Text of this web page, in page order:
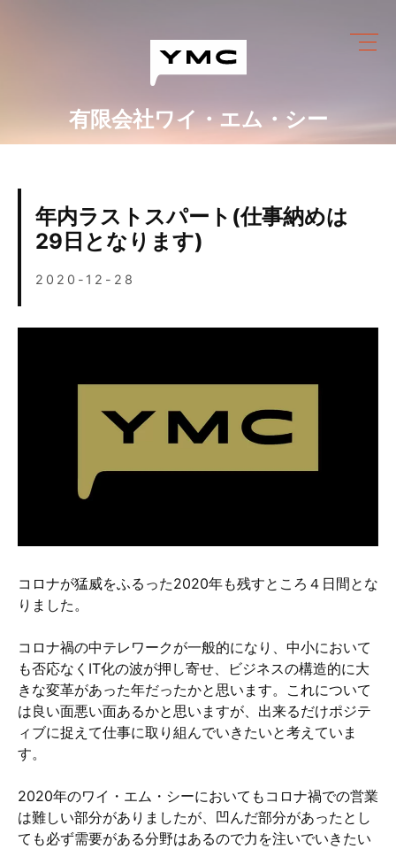
有限会社ワイ・エム・シー
ワイ・エム・シーにできること
会社情報
お問い合わせ
硬質クロムめっきとは？
無電解ニッケルめっきとは？
年内ラストスパート(仕事納めは
29日となります)
2020-12-28
コロナが猛威をふるった2020年も残すところ４日間とな
りました。
コロナ禍の中テレワークが一般的になり、中小において
も否応なくIT化の波が押し寄せ、ビジネスの構造的に大
きな変革があった年だったかと思います。これについて
は良い面悪い面あるかと思いますが、出来るだけポジテ
ィブに捉えて仕事に取り組んでいきたいと考えていま
す。
2020年のワイ・エム・シーにおいてもコロナ禍での営業
は難しい部分がありましたが、凹んだ部分があったとし
ても必ず需要がある分野はあるので力を注いでいきたい